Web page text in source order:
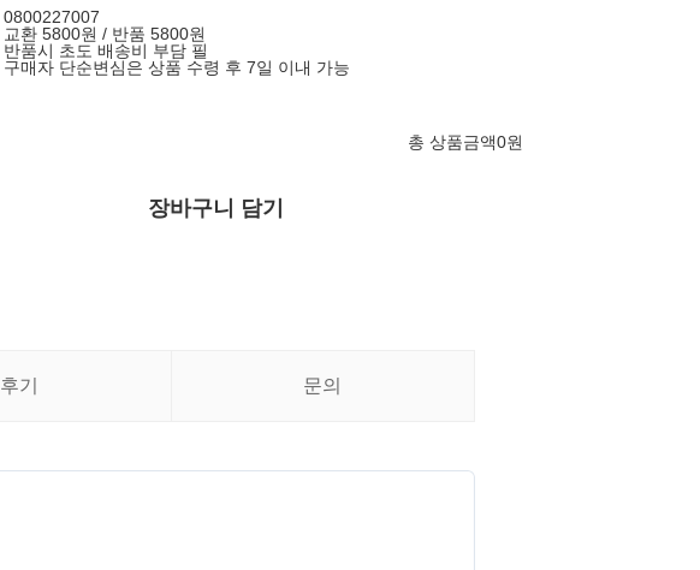
0800227007
교환 5800원 / 반품 5800원
반품시 초도 배송비 부담 필
구매자 단순변심은 상품 수령 후 7일 이내 가능
총 상품금액0원
장바구니 담기
후기 문의